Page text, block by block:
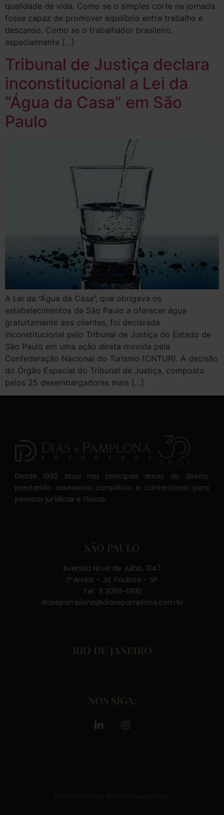
qualidade de vida. Como se o simples corte na jornada
fosse capaz de promover equilíbrio entre trabalho e
descanso. Como se o trabalhador brasileiro,
especialmente […]
Tribunal de Justiça declara
inconstitucional a Lei da
“Água da Casa” em São
Paulo
A Lei da “Água da Casa”, que obrigava os
estabelecimentos de São Paulo a oferecer água
gratuitamente aos clientes, foi declarada
inconstitucional pelo Tribunal de Justiça do Estado de
São Paulo em uma ação direta movida pela
Confederação Nacional do Turismo (CNTUR). A decisão
do Órgão Especial do Tribunal de Justiça, composto
pelos 25 desembargadores mais […]
Desde 1992 atua nas principais áreas do direito,
prestando assessoria consultiva e contenciosa para
pessoas jurídicas e físicas.
SÃO PAULO
Avenida Nove de Julho, 3147
1º Andar – Jd. Paulista – SP
Tel: 11 3059-0910
diasepamplona@diasepamplona.com.br
RIO DE JANEIRO
NOS SIGA: